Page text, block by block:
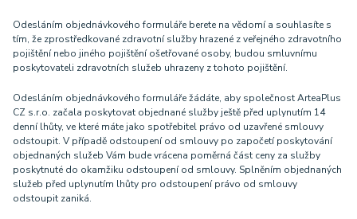
Odesláním objednávkového formuláře berete na vědomí a souhlasíte s
tím, že zprostředkované zdravotní služby hrazené z veřejného zdravotního
pojištění nebo jiného pojištění ošetřované osoby, budou smluvnímu
poskytovateli zdravotních služeb uhrazeny z tohoto pojištění.
Odesláním objednávkového formuláře žádáte, aby společnost ArteaPlus
CZ s.r.o. začala poskytovat objednané služby ještě před uplynutím 14
denní lhůty, ve které máte jako spotřebitel právo od uzavřené smlouvy
odstoupit. V případě odstoupení od smlouvy po započetí poskytování
objednaných služeb Vám bude vrácena poměrná část ceny za služby
poskytnuté do okamžiku odstoupení od smlouvy. Splněním objednaných
služeb před uplynutím lhůty pro odstoupení právo od smlouvy
odstoupit zaniká.